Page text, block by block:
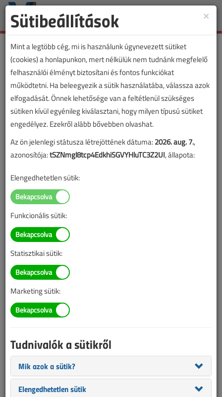
Toggle
Lapszám:
Középfeszültségű
szabadvezeték-hálózatok
madárbarát méretezése
Figylem! Ez a cikk 9 éve frissült utoljára. A benne szereplő
információk mára aktualitásukat veszíthették, valamint a tartalom
helyenként hiányos lehet (képek, táblázatok stb.).
×
Sütibeállítások
Mint a legtöbb cég, mi is használunk úgynevezett sütiket
(cookies) a honlapunkon, mert nélkülük nem tudnánk megfelelő
felhasználói élményt biztosítani és fontos funkciókat
működtetni. Ha beleegyezik a sütik használatába, válassza azok
elfogadását. Önnek lehetősége van a feltétlenül szükséges
sütiken kívül egyénileg kiválasztani, hogy milyen típusú sütiket
engedélyez. Ezekről alább bővebben olvashat.
Az ön jelenlegi státusza létrejöttének dátuma:2026. aug. 7.,
azonosítója:tSZNmgl8tcp4EdkhiSGVYHluTC3Z2UI, állapota:
Elengedhetetlen sütik:
Funkcionális sütik:
Statisztikai sütik:
Marketing sütik:
Tudnivalók a sütikről
Mik azok a sütik?
Elengedhetetlen sütik